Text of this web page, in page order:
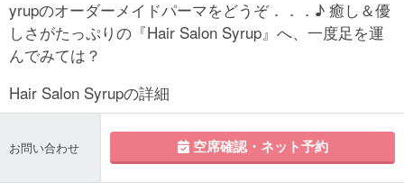
yrupのオーダーメイドパーマをどうぞ．．．♪ 癒し＆優
しさがたっぷりの『Hair Salon Syrup』へ、一度足を運
んでみては？
Hair Salon Syrupの詳細
お問い合わせ 空席確認・ネット予約